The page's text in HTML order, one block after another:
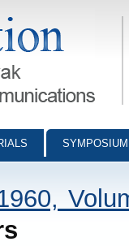
- digital